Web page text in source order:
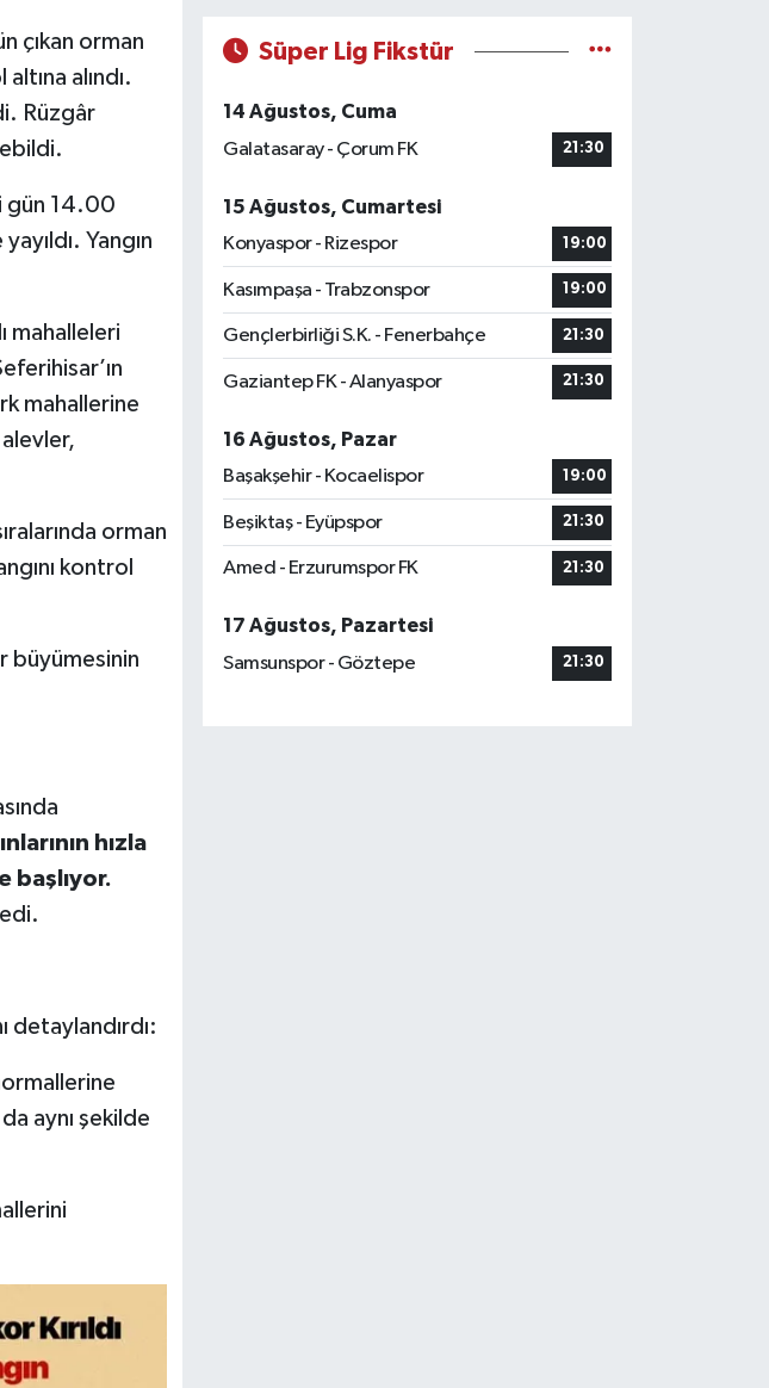
çıkan orman
alındı.
Rüzgâr
gün 14.00
Yangın
mahalleleri
mahallerine
orman
kontrol
büyümesinin
hızla
başlıyor.
detaylandırdı:
aynı şekilde
Süper Lig Fikstür
14 Ağustos, Cuma
Galatasaray - Çorum FK
21:30
15 Ağustos, Cumartesi
Konyaspor - Rizespor
19:00
Kasımpaşa - Trabzonspor 19:00
Gençlerbirliği S.K. - Fenerbahçe 21:30
Gaziantep FK - Alanyaspor 21:30
16 Ağustos, Pazar
Başakşehir - Kocaelispor
19:00
Beşiktaş - Eyüpspor 21:30
Amed - Erzurumspor FK 21:30
17 Ağustos, Pazartesi
Samsunspor - Göztepe
21:30